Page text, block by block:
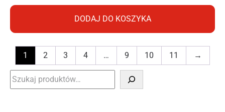
Szukaj
DODAJ DO KOSZYKA
1 2 3 4 … 9 10 11 →